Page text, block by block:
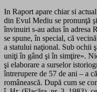
In Raport apare chiar si
din Evul Mediu se pronunţă
învinuiri s-au adus în adresa
se spune, în special, că
a statului naţional. Sub ochii
uniţi în gând şi în simţire».
şi elaborare a surselor
întrerupere de 57 de ani – a
românească. După cum se